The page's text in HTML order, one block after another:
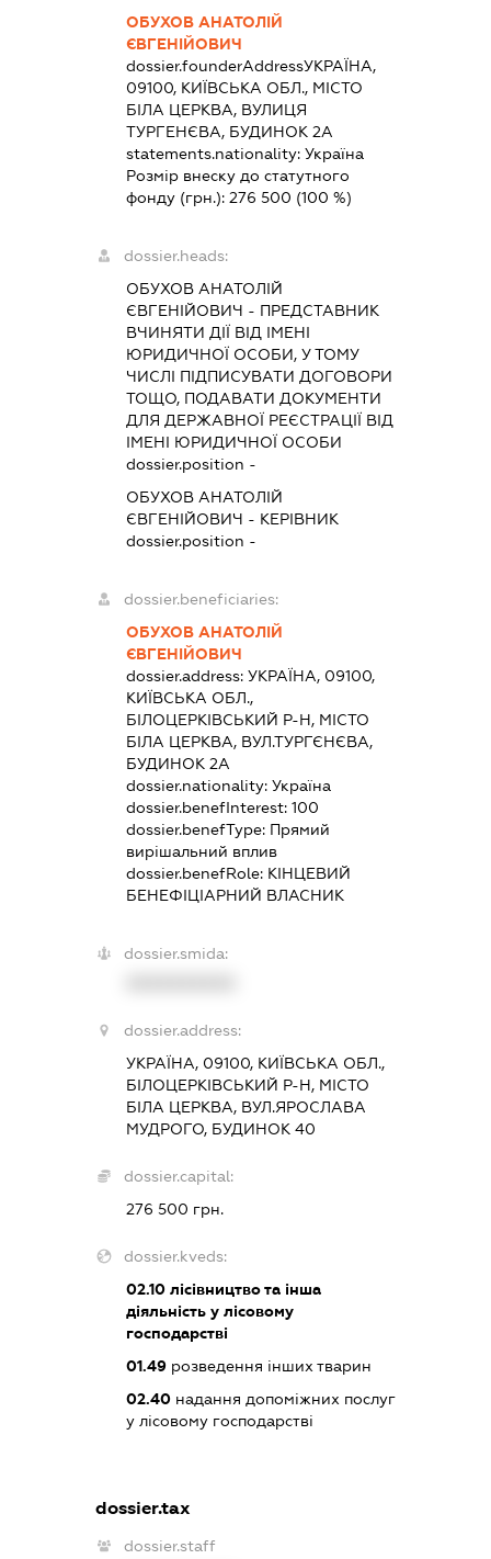
ОБУХОВ АНАТОЛІЙ
ЄВГЕНІЙОВИЧ
dossier.founderAddressУКРАЇНА,
09100, КИЇВСЬКА ОБЛ., МІСТО
БІЛА ЦЕРКВА, ВУЛИЦЯ
ТУРГЕНЄВА, БУДИНОК 2А
statements.nationality:Україна
Розмір внеску до статутного
фонду (грн.):276 500 (100 %)
dossier.heads:
ОБУХОВ АНАТОЛІЙ
ЄВГЕНІЙОВИЧ - ПРЕДСТАВНИК
ВЧИНЯТИ ДІЇ ВІД ІМЕНІ
ЮРИДИЧНОЇ ОСОБИ, У ТОМУ
ЧИСЛІ ПІДПИСУВАТИ ДОГОВОРИ
ТОЩО, ПОДАВАТИ ДОКУМЕНТИ
ДЛЯ ДЕРЖАВНОЇ РЕЄСТРАЦІЇ ВІД
ІМЕНІ ЮРИДИЧНОЇ ОСОБИ
dossier.position -
ОБУХОВ АНАТОЛІЙ
ЄВГЕНІЙОВИЧ - КЕРІВНИК
dossier.position -
dossier.beneficiaries:
ОБУХОВ АНАТОЛІЙ
ЄВГЕНІЙОВИЧ
dossier.address:УКРАЇНА, 09100,
КИЇВСЬКА ОБЛ.,
БІЛОЦЕРКІВСЬКИЙ Р-Н, МІСТО
БІЛА ЦЕРКВА, ВУЛ.ТУРГЄНЄВА,
БУДИНОК 2А
dossier.nationality:Україна
dossier.benefInterest:100
dossier.benefType: Прямий
вирішальний вплив
dossier.benefRole: КІНЦЕВИЙ
БЕНЕФІЦІАРНИЙ ВЛАСНИК
dossier.smida:
dossier.address:
УКРАЇНА, 09100, КИЇВСЬКА ОБЛ.,
БІЛОЦЕРКІВСЬКИЙ Р-Н, МІСТО
БІЛА ЦЕРКВА, ВУЛ.ЯРОСЛАВА
МУДРОГО, БУДИНОК 40
dossier.capital:
276 500 грн.
dossier.kveds:
02.10 лісівництво та інша
діяльність у лісовому
господарстві
01.49 розведення інших тварин
02.40 надання допоміжних послуг
у лісовому господарстві
dossier.tax
dossier.staff